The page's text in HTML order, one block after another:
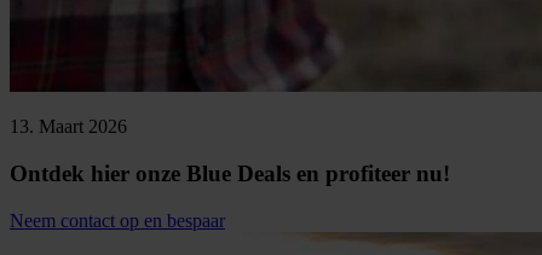
13. Maart 2026
Ontdek hier onze Blue Deals en profiteer nu!
Neem contact op en bespaar